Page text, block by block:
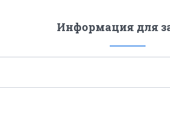
Информация для